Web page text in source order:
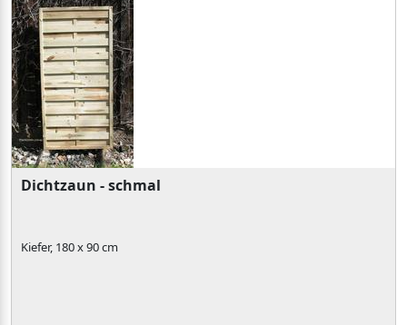
Dichtzaun - schmal
Kiefer, 180 x 90 cm